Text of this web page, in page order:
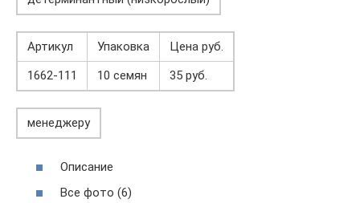
Артикул Упаковка
Цена руб.
1662-111
10 семян 35 руб.
менеджеру
Описание
Все фото (6)